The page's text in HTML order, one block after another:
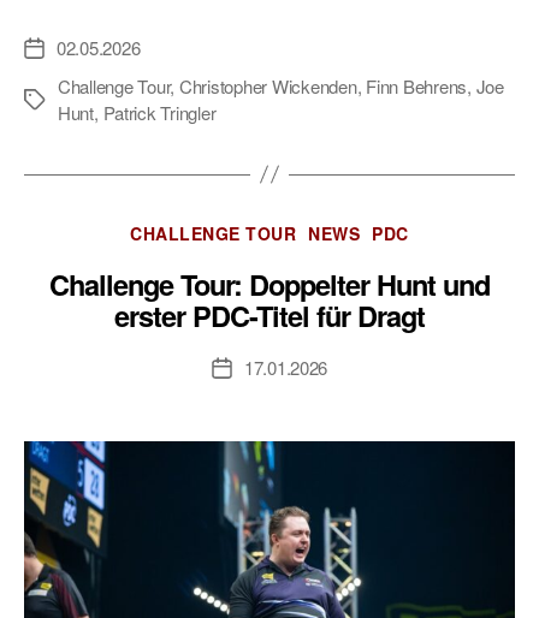
Veröffentlichungsdatum
02.05.2026
Schlagwörter
Challenge Tour, Christopher Wickenden, Finn Behrens, Joe
Hunt, Patrick Tringler
Kategorien
CHALLENGE TOUR NEWS PDC
Challenge Tour: Doppelter Hunt und
erster PDC-Titel für Dragt
Veröffentlichungsdatum
17.01.2026